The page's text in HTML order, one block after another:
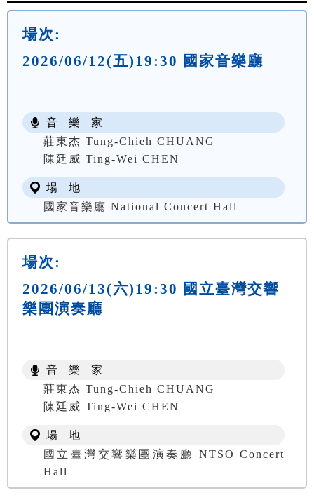
場次:
2026/06/12(五)19:30 國家音樂廳
音 樂 家
莊東杰 Tung-Chieh CHUANG
陳廷威 Ting-Wei CHEN
場 地
國家音樂廳 National Concert Hall
場次:
2026/06/13(六)19:30 國立臺灣交響
樂團演奏廳
音 樂 家
莊東杰 Tung-Chieh CHUANG
陳廷威 Ting-Wei CHEN
場 地
國立臺灣交響樂團演奏廳 NTSO Concert
Hall